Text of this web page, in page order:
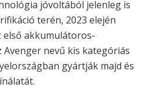
jóvoltából jelenleg is
terén, 2023 elején
első akkumulátoros-
Avenger nevű kis kategóriás
gyártják majd és